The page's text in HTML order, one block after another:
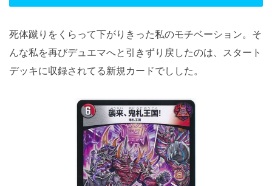
死体蹴りをくらって下がりきった私のモチベーション。そ
んな私を再びデュエマへと引きずり戻したのは、スタート
デッキに収録されてる新規カードでしした。